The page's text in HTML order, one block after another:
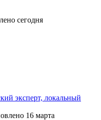
сегодня
эксперт, локальный
16 марта